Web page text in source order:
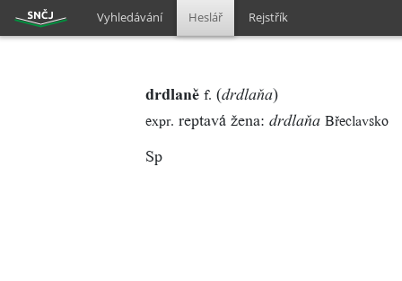
Vyhledávání Heslář Rejstřík
drdlaně f. (drdlaňa)
expr. reptavá žena: drdlaňa Břeclavsko
Sp